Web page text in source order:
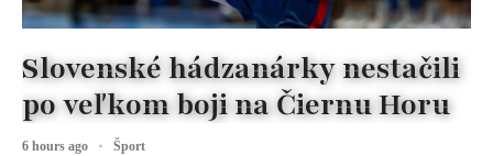
Slovenské hádzanárky nestačili
po veľkom boji na Čiernu Horu
6 hours ago Šport